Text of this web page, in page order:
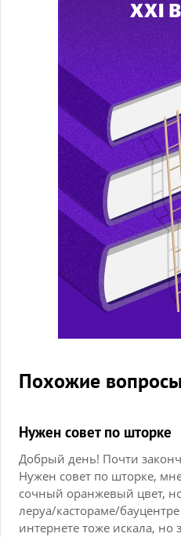
Похожие вопросы
Нужен совет по шторке
Добрый день! Почти
Нужен совет по шторке,
сочный оранжевый цвет,
леруа/кастораме/
интернете тоже искала, но